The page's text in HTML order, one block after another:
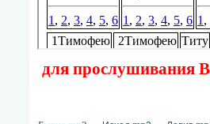
для прослушивания